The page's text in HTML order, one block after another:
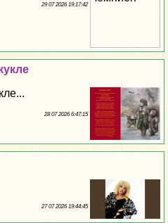
29 07 2026 19:17:42
28 07 2026 6:47:15
27 07 2026 19:44:45